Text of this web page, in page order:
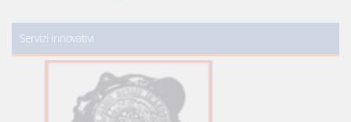
Servizi innovativi